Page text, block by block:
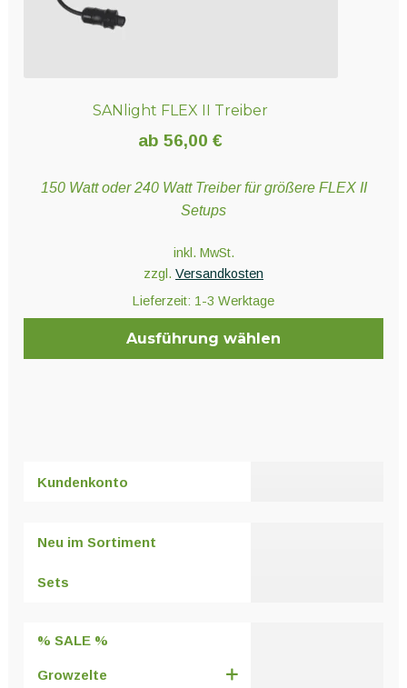
SANlight FLEX II Treiber
ab 56,00€
150 Watt oder 240 Watt Treiber für größere FLEX II
Setups
inkl. MwSt.
zzgl. Versandkosten
Lieferzeit: 1-3 Werktage
Ausführung wählen
auf.
auf
gewählt
werden
Kundenkonto
Neu im Sortiment
Sets
% SALE %
Growzelte